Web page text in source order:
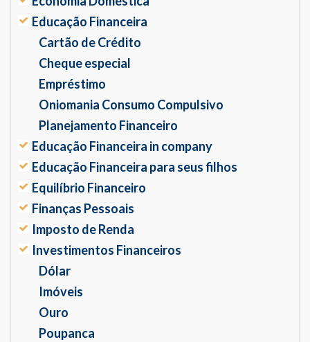
Educação Financeira
Cartão de Crédito
Cheque especial
Empréstimo
Oniomania Consumo Compulsivo
Planejamento Financeiro
Educação Financeira in company
Educação Financeira para seus filhos
Equilíbrio Financeiro
Finanças Pessoais
Imposto de Renda
Investimentos Financeiros
Dólar
Imóveis
Ouro
Poupanca